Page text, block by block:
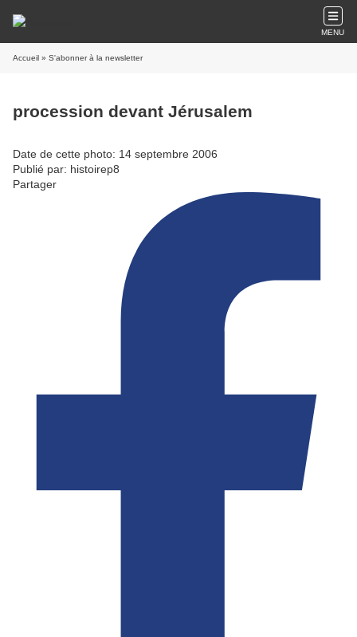
MENU
Accueil » S'abonner à la newsletter
procession devant Jérusalem
Date de cette photo: 14 septembre 2006
Publié par: histoirep8
Partager